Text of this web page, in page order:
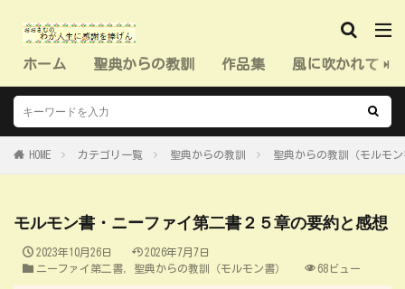
ホーム 聖典からの教訓 作品集 風に吹かれて（
HOME カテゴリ一覧 聖典からの教訓 聖典からの教訓（モルモ
モルモン書・ニーファイ第二書２５章の要約と感想
2023年10月26日
2026年7月7日
ニーファイ第二書, 聖典からの教訓（モルモン書） 68ビュー